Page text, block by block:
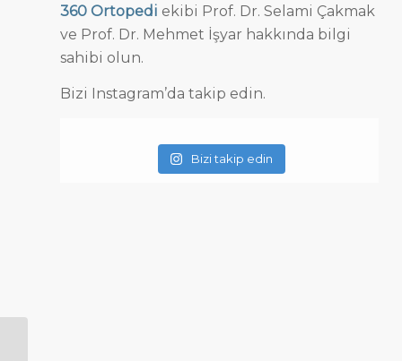
360 Ortopedi ekibi Prof. Dr. Selami Çakmak
ve Prof. Dr. Mehmet İşyar hakkında bilgi
sahibi olun.
Bizi Instagram’da takip edin.
Bizi takip edin